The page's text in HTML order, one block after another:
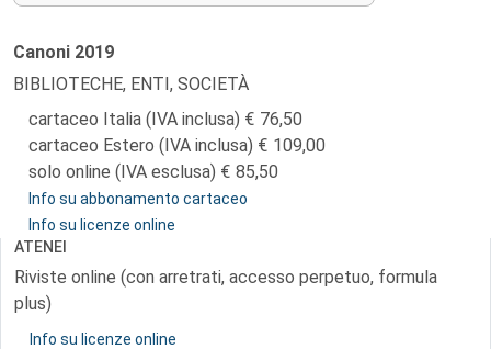
Canoni 2019
BIBLIOTECHE, ENTI, SOCIETÀ
cartaceo Italia (IVA inclusa)
76,50
cartaceo Estero (IVA inclusa)
109,00
solo online (IVA esclusa)
85,50
Info su abbonamento cartaceo
Info su licenze online
ATENEI
Riviste online (con arretrati, accesso perpetuo, formula
plus)
Info su licenze online